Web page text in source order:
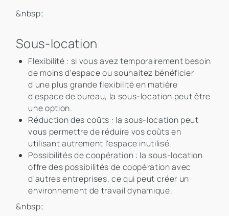
&nbsp;
Sous-location
Flexibilité : si vous avez temporairement besoin
de moins d'espace ou souhaitez bénéficier
d'une plus grande flexibilité en matière
d'espace de bureau, la sous-location peut être
une option.
Réduction des coûts : la sous-location peut
vous permettre de réduire vos coûts en
utilisant autrement l'espace inutilisé.
Possibilités de coopération : la sous-location
offre des possibilités de coopération avec
d'autres entreprises, ce qui peut créer un
environnement de travail dynamique.
&nbsp;